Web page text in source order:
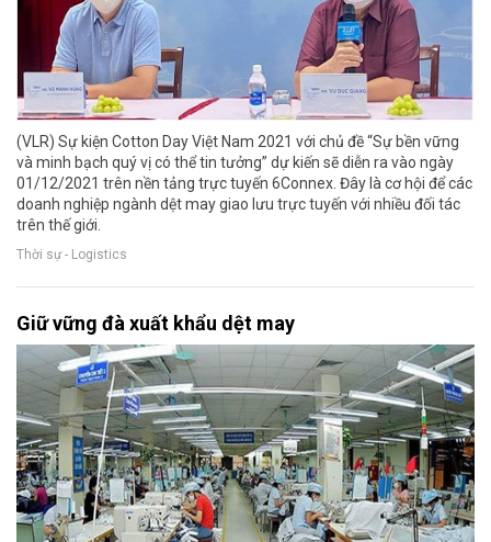
(VLR) Sự kiện Cotton Day Việt Nam 2021 với chủ đề “Sự bền vững
và minh bạch quý vị có thể tin tưởng” dự kiến sẽ diễn ra vào ngày
01/12/2021 trên nền tảng trực tuyến 6Connex. Đây là cơ hội để các
doanh nghiệp ngành dệt may giao lưu trực tuyến với nhiều đối tác
trên thế giới.
Thời sự - Logistics
Giữ vững đà xuất khẩu dệt may